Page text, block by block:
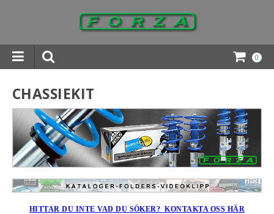
0
CHASSIEKIT
HITTAR DU INTE VAD DU SÖKER? KONTAKTA OSS HÄR